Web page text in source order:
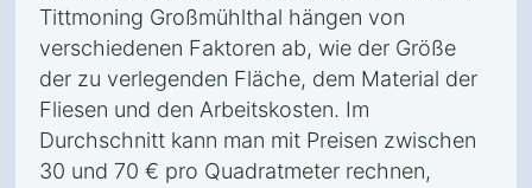
Tittmoning Großmühlthal hängen von
verschiedenen Faktoren ab, wie der Größe
der zu verlegenden Fläche, dem Material der
Fliesen und den Arbeitskosten. Im
Durchschnitt kann man mit Preisen zwischen
30 und 70 € pro Quadratmeter rechnen,